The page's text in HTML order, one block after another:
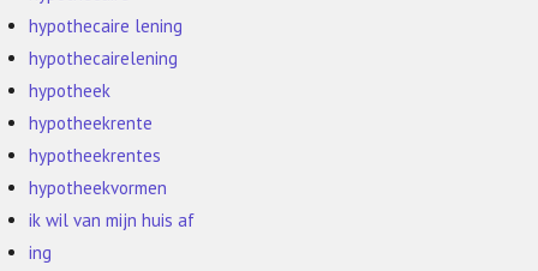
hypothecaire lening
hypothecairelening
hypotheek
hypotheekrente
hypotheekrentes
hypotheekvormen
ik wil van mijn huis af
ing